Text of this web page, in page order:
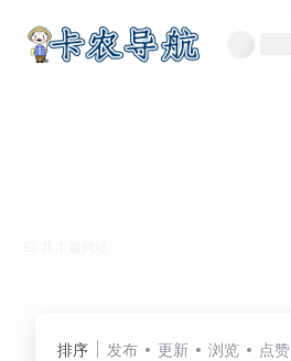
排序 发布 更新 浏览 点赞